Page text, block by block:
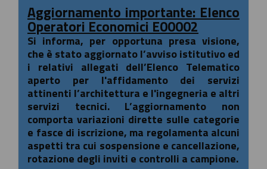
Aggiornamento importante: Elenco
Operatori Economici E00002
Si informa, per opportuna presa visione,
che è stato aggiornato l’avviso istitutivo ed
i relativi allegati dell’Elenco Telematico
aperto per l'affidamento dei servizi
attinenti l’architettura e l'ingegneria e altri
servizi tecnici. L’aggiornamento non
comporta variazioni dirette sulle categorie
e fasce di iscrizione, ma regolamenta alcuni
aspetti tra cui sospensione e cancellazione,
rotazione degli inviti e controlli a campione.